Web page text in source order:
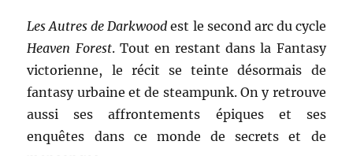
Les Autres de Darkwood est le second arc du cycle
Heaven Forest. Tout en restant dans la Fantasy
victorienne, le récit se teinte désormais de
fantasy urbaine et de steampunk. On y retrouve
aussi ses affrontements épiques et ses
enquêtes dans ce monde de secrets et de